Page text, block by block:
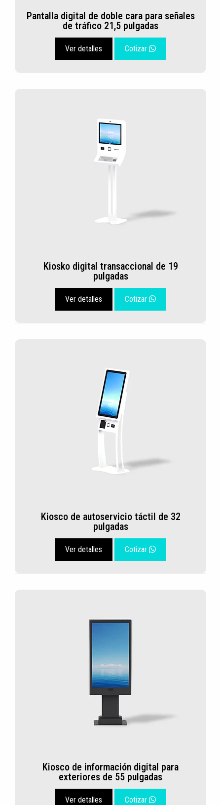
Pantalla digital de doble cara para señales
de tráfico 21,5 pulgadas
Ver detalles Cotizar
Kiosko digital transaccional de 19
pulgadas
Ver detalles Cotizar
Kiosco de autoservicio táctil de 32
pulgadas
Ver detalles Cotizar
Kiosco de información digital para
exteriores de 55 pulgadas
Ver detalles Cotizar